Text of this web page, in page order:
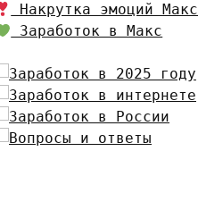
Накрутка эмоций Макс
Заработок в Макс